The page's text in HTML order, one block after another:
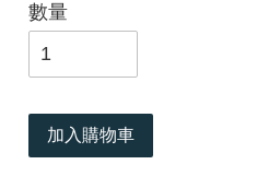
數量
加入購物車